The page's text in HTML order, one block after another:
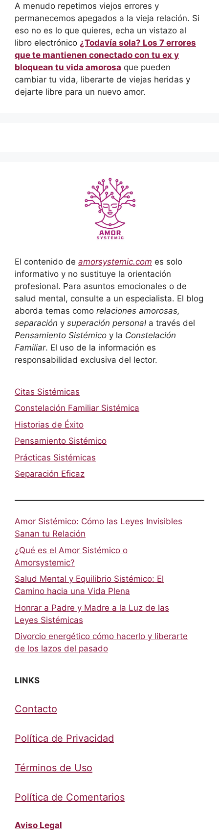
A menudo repetimos viejos errores y
permanecemos apegados a la vieja relación. Si
eso no es lo que quieres, echa un vistazo al
libro electrónico ¿Todavía sola? Los 7 errores
que te mantienen conectado con tu ex y
bloquean tu vida amorosa que pueden
cambiar tu vida, liberarte de viejas heridas y
dejarte libre para un nuevo amor.
El contenido de amorsystemic.com es solo
informativo y no sustituye la orientación
profesional. Para asuntos emocionales o de
salud mental, consulte a un especialista. El blog
aborda temas como relaciones amorosas,
separación y superación personal a través del
Pensamiento Sistémico y la Constelación
Familiar. El uso de la información es
responsabilidad exclusiva del lector.
Citas Sistémicas
Constelación Familiar Sistémica
Historias de Éxito
Pensamiento Sistémico
Prácticas Sistémicas
Separación Eficaz
Amor Sistémico: Cómo las Leyes Invisibles
Sanan tu Relación
¿Qué es el Amor Sistémico o
Amorsystemic?
Salud Mental y Equilibrio Sistémico: El
Camino hacia una Vida Plena
Honrar a Padre y Madre a la Luz de las
Leyes Sistémicas
Divorcio energético cómo hacerlo y liberarte
de los lazos del pasado
LINKS
Contacto
Política de Privacidad
Términos de Uso
Política de Comentarios
Aviso Legal